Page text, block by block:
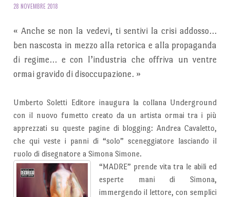
28 NOVEMBRE 2018
« Anche se non la vedevi, ti sentivi la crisi addosso…
ben nascosta in mezzo alla retorica e alla propaganda
di regime… e con l’industria che offriva un ventre
ormai gravido di disoccupazione. »
Umberto Soletti Editore inaugura la collana Underground
con il nuovo fumetto creato da un artista ormai tra i più
apprezzati su queste pagine di blogging: Andrea Cavaletto,
che qui veste i panni di “solo” sceneggiatore lasciando il
ruolo di disegnatore a Simona Simone.
“MADRE” prende vita tra le abili ed
esperte mani di Simona,
immergendo il lettore, con semplici